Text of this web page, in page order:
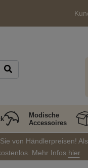
Modische
Accessoires
von Händlerpreisen!
Mehr Infos hier.